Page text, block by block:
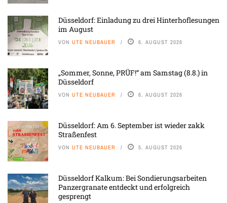
Düsseldorf: Einladung zu drei Hinterhoflesungen
im August
VON UTE NEUBAUER 6. AUGUST 2026
„Sommer, Sonne, PRÜF!“ am Samstag (8.8.) in
Düsseldorf
VON UTE NEUBAUER 6. AUGUST 2026
Düsseldorf: Am 6. September ist wieder zakk
Straßenfest
VON UTE NEUBAUER 5. AUGUST 2026
Düsseldorf Kalkum: Bei Sondierungsarbeiten
Panzergranate entdeckt und erfolgreich
gesprengt